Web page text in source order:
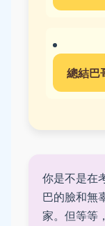
總結巴
你是不是在
巴的臉和無
家。但等等